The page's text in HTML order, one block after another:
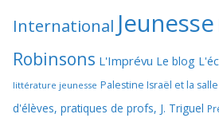
International Jeunesse
Robinsons L'Imprévu Le blog
littérature jeunesse Palestine Israël et la
d'élèves, pratiques de profs, J. Triguel